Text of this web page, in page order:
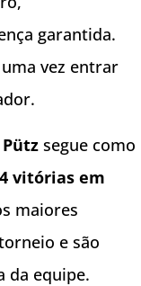
garantida.
vez entrar
segue como
vitórias em
maiores
e são
da equipe.